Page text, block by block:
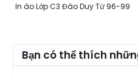
In áo Lớp C3 Đào Duy Từ 96-99
Bạn có thể thích